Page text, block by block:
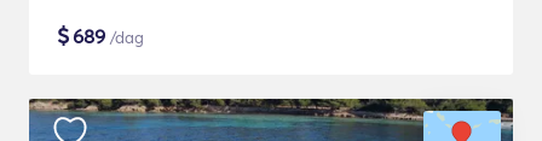
$689 /dag